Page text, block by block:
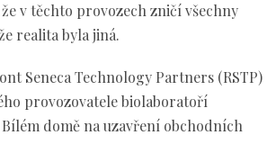
v těchto provozech zničí všechny
realita byla jiná.
Seneca Technology Partners (RSTP)
provozovatele biolaboratoří
domě na uzavření obchodních